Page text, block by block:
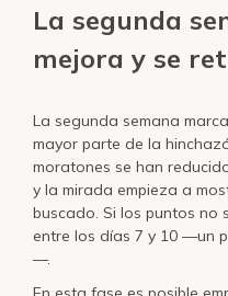
La segunda
mejora y se
La segunda semana
mayor parte de la
moratones se han
y la mirada empieza a
buscado. Si los puntos no
entre los días 7 y 10 —un
—.